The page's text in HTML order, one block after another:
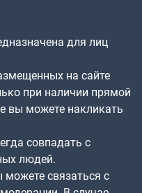
для лиц
на сайте
при наличии прямой
вы можете накликать
совпадать с
людей.
связаться с